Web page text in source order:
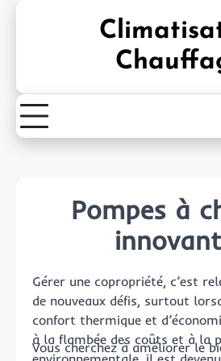
Pompes à
Gérer une copropriété, c’est
de nouveaux défis, surtout
confort thermique et
à la flambée des coûts et à la
Vous cherchez à améliorer le